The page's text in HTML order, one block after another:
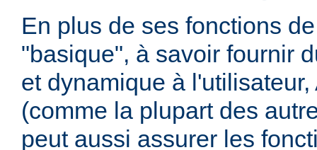
En plus de ses fonctions
"basique", à savoir fournir
et dynamique à
(comme la plupart des
peut aussi assurer les